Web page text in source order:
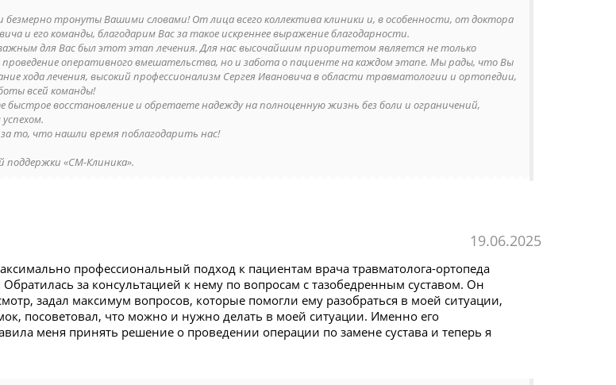
тронуты Вашими словами! От лица всего коллектива клиники и, в особенности, от доктора
и его команды, благодарим Вас за такое искреннее выражение благодарности.
для Вас был этот этап лечения. Для нас высочайшим приоритетом является не только
оперативного вмешательства, но и забота о пациенте на каждом этапе. Мы рады, что Вы
хода лечения, высокий профессионализм Сергея Ивановича в области травматологии и ортопедии,
всей команды!
быстрое восстановление и обретаете надежду на полноценную жизнь без боли и ограничений,
то, что нашли время поблагодарить нас!
«СМ-Клиника».
19.06.2025
профессиональный подход к пациентам врача травматолога-ортопеда
за консультацией к нему по вопросам с тазобедренным суставом. Он
задал максимум вопросов, которые помогли ему разобраться в моей ситуации,
посоветовал, что можно и нужно делать в моей ситуации. Именно его
меня принять решение о проведении операции по замене сустава и теперь я